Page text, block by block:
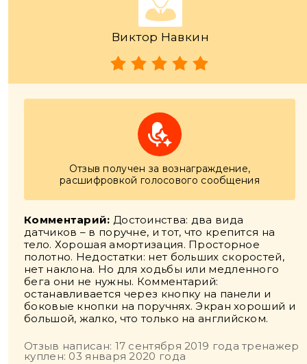
Виктор Навкин
Отзыв получен за вознаграждение,
расшифровкой голосового сообщения
Комментарий: Достоинства: два вида
датчиков – в поручне, и тот, что крепится на
тело. Хорошая амортизация. Просторное
полотно. Недостатки: нет больших скоростей,
нет наклона. Но для ходьбы или медленного
бега они не нужны. Комментарий:
останавливается через кнопку на панели и
боковые кнопки на поручнях. Экран хороший и
большой, жалко, что только на английском.
Отзыв написан: 17 сентября 2019 года тренажер
куплен: 03 января 2020 года